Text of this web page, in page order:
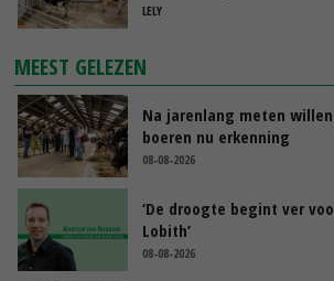
LELY
MEEST GELEZEN
Na jarenlang meten
boeren nu erkenning
08-08-2026
‘De droogte begint ver
Lobith’
08-08-2026